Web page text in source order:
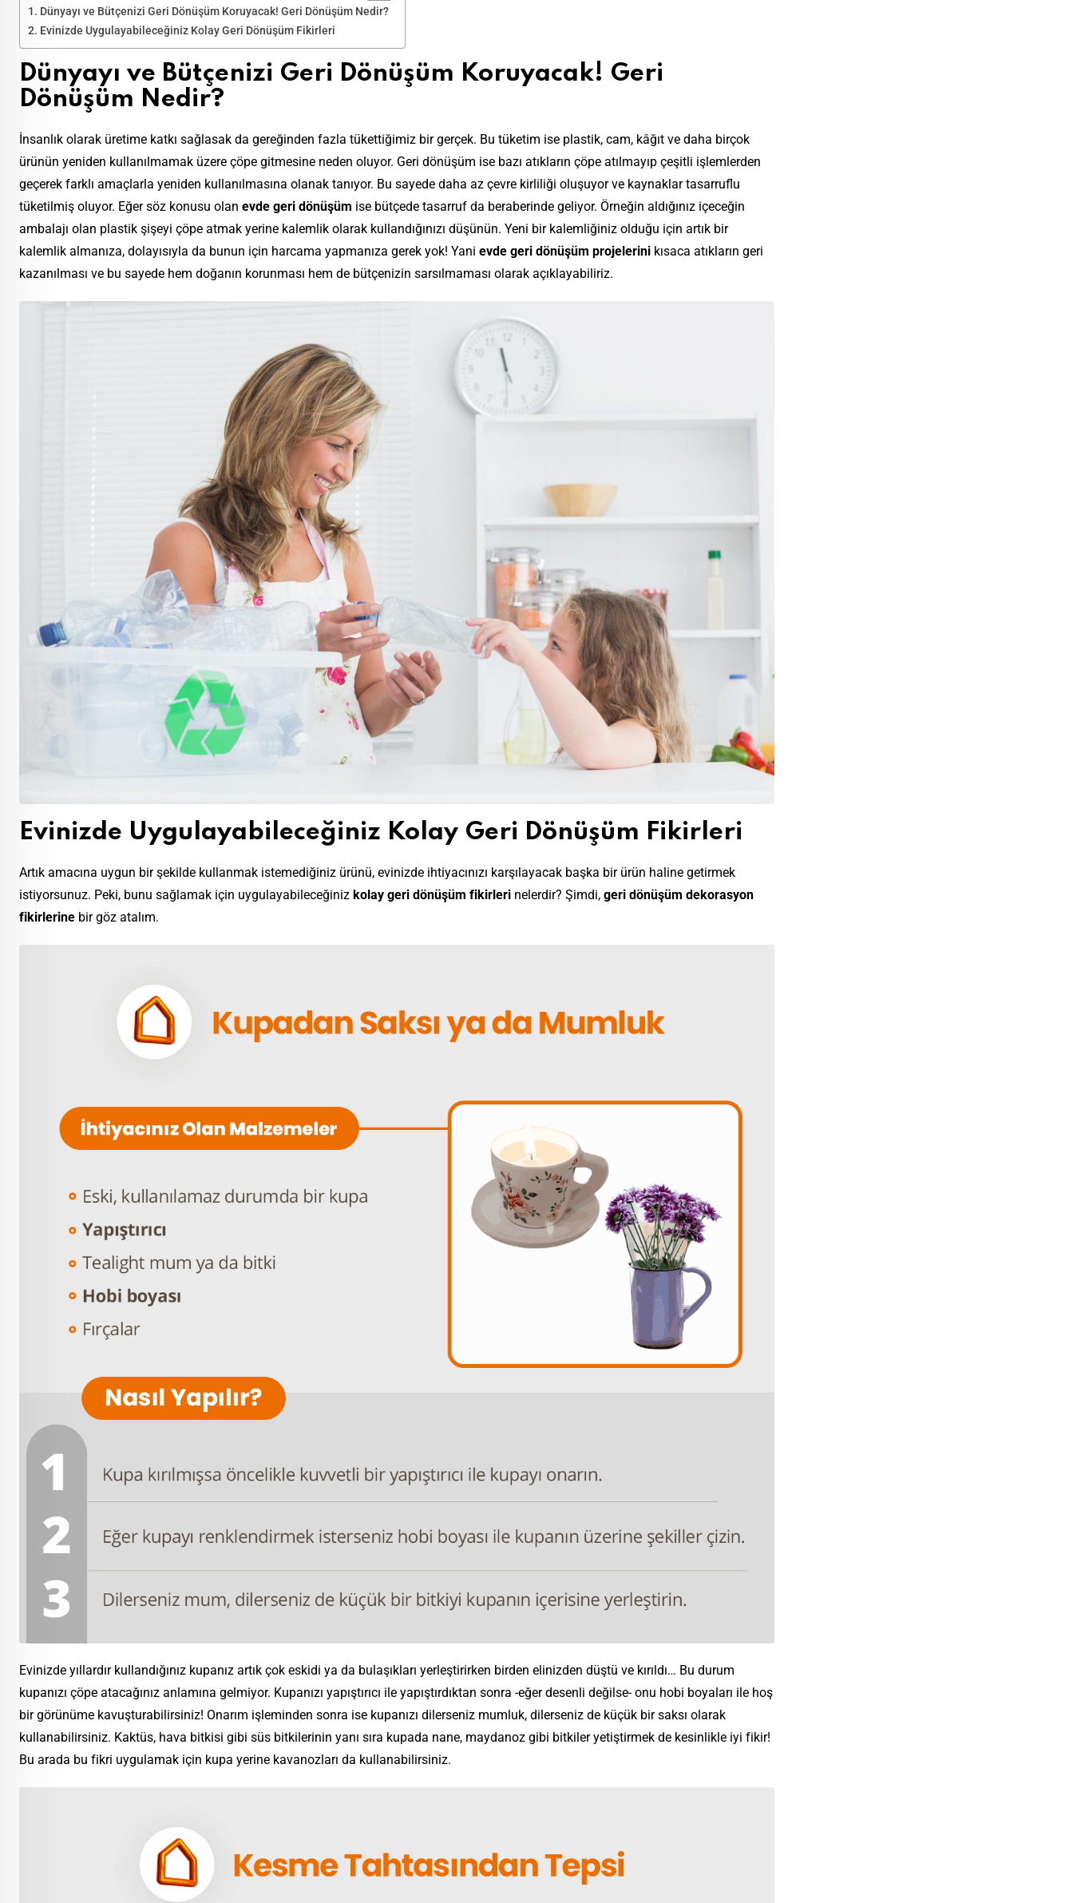
Dünyayı ve Bütçenizi Geri Dönüşüm Koruyacak! Geri Dönüşüm Nedir?
Evinizde Uygulayabileceğiniz Kolay Geri Dönüşüm Fikirleri
Dünyayı ve Bütçenizi Geri Dönüşüm Koruyacak! Geri
Dönüşüm Nedir?
İnsanlık olarak üretime katkı sağlasak da gereğinden fazla tükettiğimiz bir gerçek. Bu tüketim ise plastik, cam, kâğıt ve daha birçok
ürünün yeniden kullanılmamak üzere çöpe gitmesine neden oluyor. Geri dönüşüm ise bazı atıkların çöpe atılmayıp çeşitli işlemlerden
geçerek farklı amaçlarla yeniden kullanılmasına olanak tanıyor. Bu sayede daha az çevre kirliliği oluşuyor ve kaynaklar tasarruflu
tüketilmiş oluyor. Eğer söz konusu olan evde geri dönüşüm ise bütçede tasarruf da beraberinde geliyor. Örneğin aldığınız içeceğin
ambalajı olan plastik şişeyi çöpe atmak yerine kalemlik olarak kullandığınızı düşünün. Yeni bir kalemliğiniz olduğu için artık bir
kalemlik almanıza, dolayısıyla da bunun için harcama yapmanıza gerek yok! Yani evde geri dönüşüm projelerini kısaca atıkların geri
kazanılması ve bu sayede hem doğanın korunması hem de bütçenizin sarsılmaması olarak açıklayabiliriz.
Evinizde Uygulayabileceğiniz Kolay Geri Dönüşüm Fikirleri
Artık amacına uygun bir şekilde kullanmak istemediğiniz ürünü, evinizde ihtiyacınızı karşılayacak başka bir ürün haline getirmek
istiyorsunuz. Peki, bunu sağlamak için uygulayabileceğiniz kolay geri dönüşüm fikirleri nelerdir? Şimdi, geri dönüşüm dekorasyon
fikirlerine bir göz atalım.
Evinizde yıllardır kullandığınız kupanız artık çok eskidi ya da bulaşıkları yerleştirirken birden elinizden düştü ve kırıldı… Bu durum
kupanızı çöpe atacağınız anlamına gelmiyor. Kupanızı yapıştırıcı ile yapıştırdıktan sonra -eğer desenli değilse- onu hobi boyaları ile hoş
bir görünüme kavuşturabilirsiniz! Onarım işleminden sonra ise kupanızı dilerseniz mumluk, dilerseniz de küçük bir saksı olarak
kullanabilirsiniz. Kaktüs, hava bitkisi gibi süs bitkilerinin yanı sıra kupada nane, maydanoz gibi bitkiler yetiştirmek de kesinlikle iyi fikir!
Bu arada bu fikri uygulamak için kupa yerine kavanozları da kullanabilirsiniz.